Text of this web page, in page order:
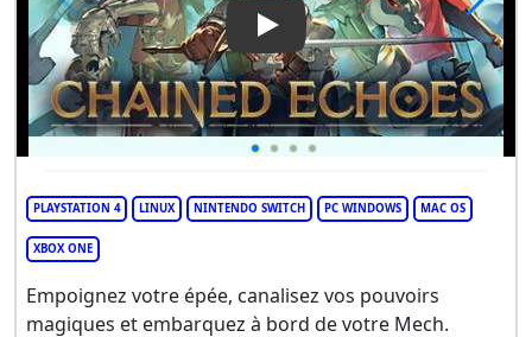
Play Video: Chained Echoes
PLAYSTATION 4 LINUX NINTENDO SWITCH PC WINDOWS MAC OS
XBOX ONE
Empoignez votre épée, canalisez vos pouvoirs
magiques et embarquez à bord de votre Mech.